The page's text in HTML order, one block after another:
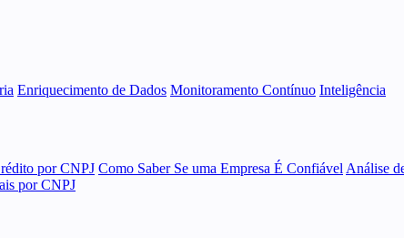
Enriquecimento de Dados Monitoramento Contínuo Inteligência
por CNPJ Como Saber Se uma Empresa É Confiável Análise
por CNPJ